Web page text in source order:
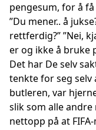
pengesum, for å
”Du mener.. å
rettferdig?” ”Nei,
er og ikke å bruke
Det har De selv
tenkte for seg selv
butleren, var
slik som alle andre
nettopp på at